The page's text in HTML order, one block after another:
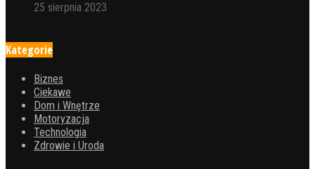
25 sierpnia 2023
Kategorie
Biznes
Ciekawe
Dom i Wnętrze
Motoryzacja
Technologia
Zdrowie i Uroda